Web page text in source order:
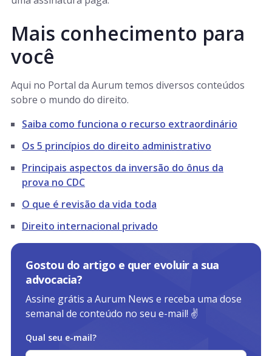
Mais conhecimento para
você
Aqui no Portal da Aurum temos diversos conteúdos
sobre o mundo do direito.
Saiba como funciona o recurso extraordinário
Os 5 princípios do direito administrativo
Principais aspectos da inversão do ônus da
prova no CDC
O que é revisão da vida toda
Direito internacional privado
Gostou do artigo e quer evoluir a sua
advocacia?
Assine grátis a Aurum News e receba uma dose
semanal de conteúdo no seu e-mail! ✌️
Qual seu e-mail?